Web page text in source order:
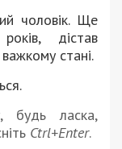
чоловік. Ще
дістав
стані.
будь ласка,
Ctrl+Enter.